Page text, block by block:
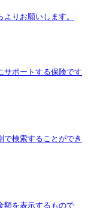
りお願いします。
サポートする保険です
検索することができ
額を表示するもので